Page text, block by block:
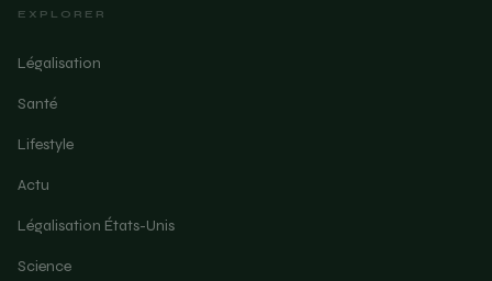
EXPLORER
Légalisation
Santé
Lifestyle
Actu
Légalisation États-Unis
Science